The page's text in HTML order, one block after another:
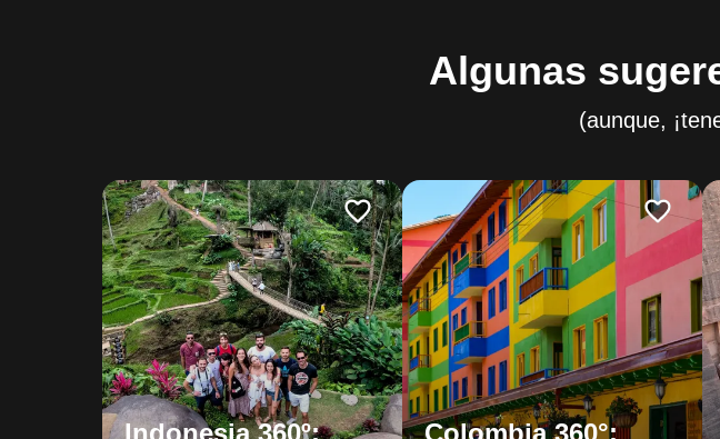
Algunas
(aunque,
Indonesia 360º:
Colombia 360°: